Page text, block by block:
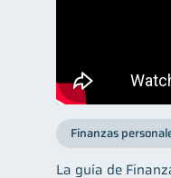
Finanzas
La guía de